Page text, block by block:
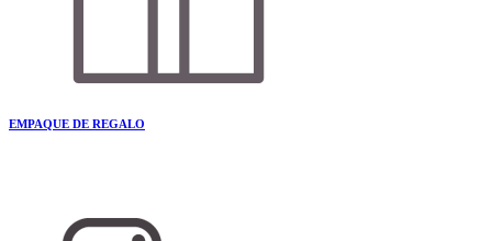
EMPAQUE DE REGALO